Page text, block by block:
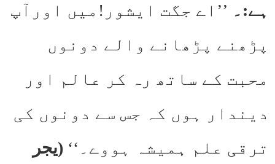
ہے:۔ ’’اے جگت ایشور!میں اورآپ
پڑھنے پڑھانے والے دونوں
محبت کے ساتھ رہ کر عالم اور
دیندار ہوں کہ جس سے دونوں کی
ترقی علم ہمیشہ ہووے۔‘‘ (یجر